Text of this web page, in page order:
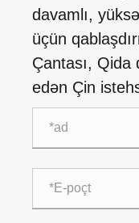
davamlı,
üçün
Çantası, Qida
edən Çin